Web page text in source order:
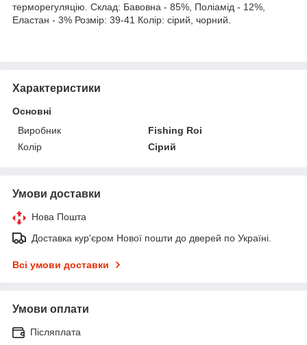
терморегуляцію. Склад: Бавовна - 85%, Поліамід - 12%,
Еластан - 3% Розмір: 39-41 Колір: сірий, чорний.
Характеристики
Основні
Виробник
Fishing Roi
Колір
Сірий
Умови доставки
Нова Пошта
Доставка кур'єром Нової пошти до дверей по Україні.
Всі умови доставки
Умови оплати
Післяплата